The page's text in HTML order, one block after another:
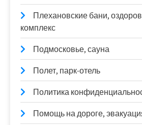
Плехановские бани,
комплекс
Подмосковье, сауна
Полет, парк-отель
Политика
Помощь на дороге,